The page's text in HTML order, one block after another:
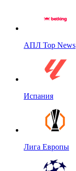
АПЛ Top News
Испания
Лига Европы